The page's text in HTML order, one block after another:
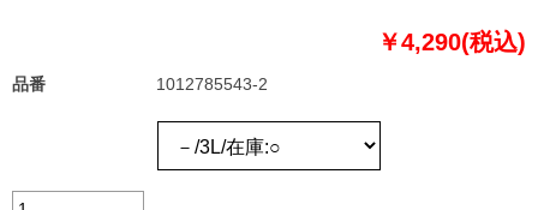
￥4,290(税込)
品番 1012785543-2